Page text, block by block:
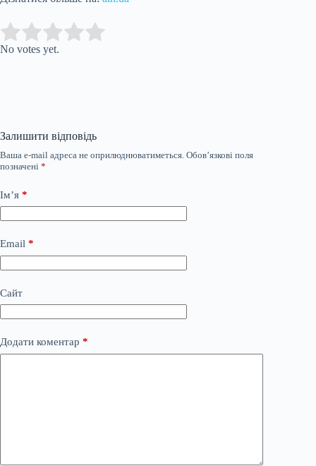
Rate this item:
No votes yet.
Залишити відповідь
Ваша e-mail адреса не оприлюднюватиметься. Обов’язкові поля
позначені *
Ім’я *
Email *
Сайт
Додати коментар *